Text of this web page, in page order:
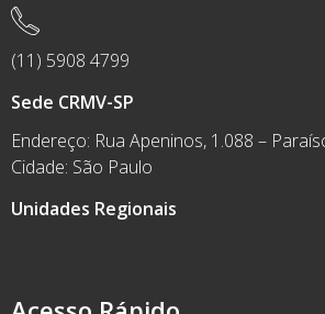
(11) 5908 4799
Sede CRMV-SP
Endereço: Rua Apeninos, 1.088 –
Cidade: São Paulo
Unidades Regionais